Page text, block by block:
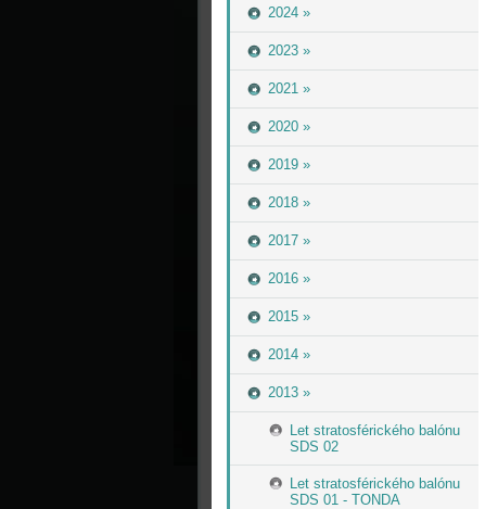
2024 »
2023 »
2021 »
2020 »
2019 »
2018 »
2017 »
2016 »
2015 »
2014 »
2013 »
Let stratosférického balónu
SDS 02
Let stratosférického balónu
SDS 01 - TONDA